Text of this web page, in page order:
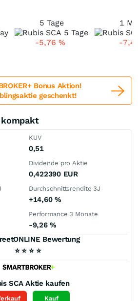
5 Tage
-5,76 %
1
-
Bonus Aktion!
geschenkt!
kompakt
KUV
0,51
Dividende pro Aktie
0,422390 EUR
Durchschnittsrendite 3J
+14,60 %
Performance 3 Monate
-9,26%
Bewertung
⭐ ⭐ ⭐ ⭐
SCA Aktie kaufen
Kauf